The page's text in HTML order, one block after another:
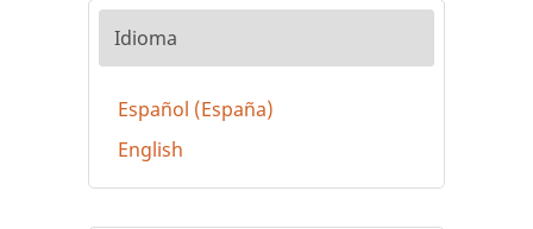
Idioma
Español (España)
English